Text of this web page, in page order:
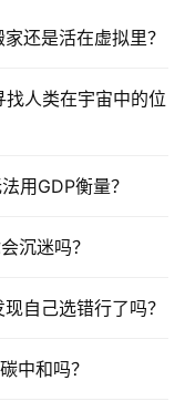
还是活在虚拟里？
人类在宇宙中的位
用GDP衡量？
沉迷吗？
自己选错行了吗？
中和吗？